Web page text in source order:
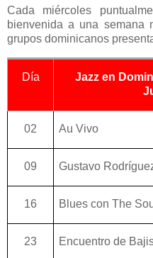
Cada miércoles
bienvenida a una semana
grupos dominicanos
Día
Jazz en
02 Au Vivo
09 Gustavo
16 Blues con The
23 Encuentro de